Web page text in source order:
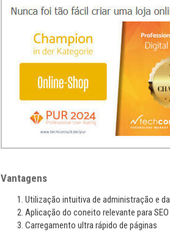
Vantagens
Utilização intuitiva de administração e
Aplicação do coneito relevante para SEO
Carregamento ultra rápido de páginas